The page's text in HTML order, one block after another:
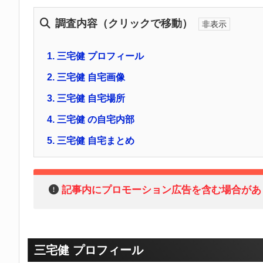
調査内容（クリックで移動）
1. 三宅健 プロフィール
2. 三宅健 自宅画像
3. 三宅健 自宅場所
4. 三宅健 の自宅内部
5. 三宅健 自宅まとめ
記事内にプロモーション広告を含む場合が
三宅健 プロフィール